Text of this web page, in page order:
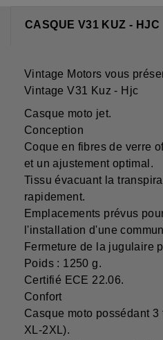
CASQUE V31 KUZ - HJC
Vintage Motors vous
Vintage V31 Kuz - Hjc
Casque moto jet.
Conception
Coque en fibres de verre
et un ajustement optimal.
Tissu évacuant la
rapidement.
Emplacements prévus
l'installation d'une
Fermeture de la jugulaire
Poids : 1250 g.
Certifié ECE 22.06.
Confort
Casque moto possédant
XL-2XL).